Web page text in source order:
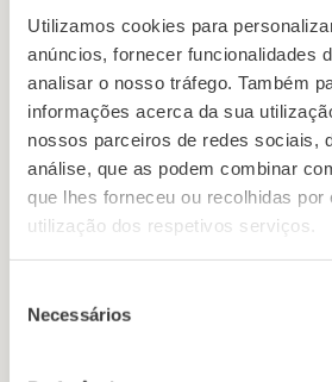
Utilizamos cookies para
anúncios, fornecer funcionalidades
analisar o nosso tráfego. Também
informações acerca da sua
nossos parceiros de redes sociais,
análise, que as podem combinar
que lhes forneceu ou recolhidas por
utilização dos respetivos serviços.
Necessários
4. Medidas
organizativas e
segurança
implementadas
Para garantir a segurança dos